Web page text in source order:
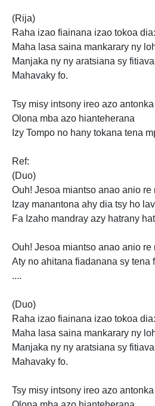
(Rija)
Raha izao fiainana izao tokoa dia:
Maha lasa saina mankarary ny
Manjaka ny ny aratsiana sy
Mahavaky fo.
Tsy misy intsony ireo azo
Olona mba azo hianteherana
Izy Tompo no hany tokana tena
Ref:
(Duo)
Ouh! Jesoa miantso anao anio re
Izay manantona ahy dia tsy ho
Fa Izaho mandray azy hatrany
Ouh! Jesoa miantso anao anio re
Aty no ahitana fiadanana sy tena
....
(Duo)
Raha izao fiainana izao tokoa dia:
Maha lasa saina mankarary ny
Manjaka ny ny aratsiana sy
Mahavaky fo.
Tsy misy intsony ireo azo